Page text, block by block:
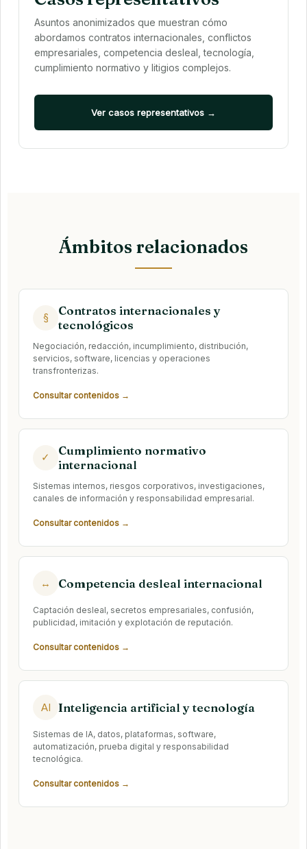
Asuntos anonimizados que muestran cómo
abordamos contratos internacionales, conflictos
empresariales, competencia desleal, tecnología,
cumplimiento normativo y litigios complejos.
Ver casos representativos →
Ámbitos relacionados
§
Contratos internacionales y
tecnológicos
Negociación, redacción, incumplimiento, distribución,
servicios, software, licencias y operaciones
transfronterizas.
Consultar contenidos →
✓
Cumplimiento normativo
internacional
Sistemas internos, riesgos corporativos, investigaciones,
canales de información y responsabilidad empresarial.
Consultar contenidos →
↔ Competencia desleal internacional
Captación desleal, secretos empresariales, confusión,
publicidad, imitación y explotación de reputación.
Consultar contenidos →
AI Inteligencia artificial y tecnología
Sistemas de IA, datos, plataformas, software,
automatización, prueba digital y responsabilidad
tecnológica.
Consultar contenidos →